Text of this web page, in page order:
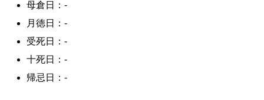
母倉日：-
月徳日：-
受死日：-
十死日：-
帰忌日：-